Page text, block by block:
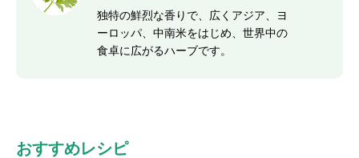
独特の鮮烈な香りで、広くアジア、ヨ
ーロッパ、中南米をはじめ、世界中の
食卓に広がるハーブです。
おすすめレシピ